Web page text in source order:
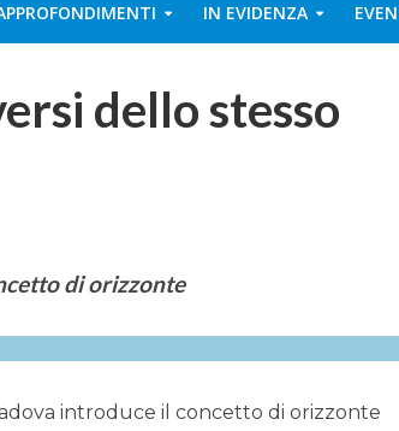
IN EVIDENZA
dello stesso
di orizzonte
introduce il concetto di orizzonte